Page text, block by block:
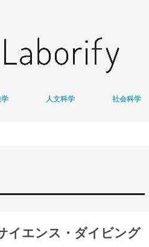
学 人文科学 社会科学
イエンス・ダイビング